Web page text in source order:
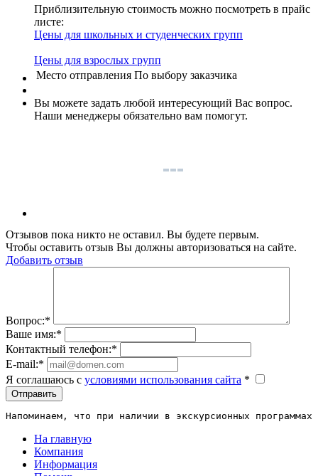
Приблизительную стоимость можно посмотреть в прайс
листе:
Цены для школьных и студенческих групп
Цены для взрослых групп
Место отправления По выбору заказчика
Вы можете задать любой интересующий Вас вопрос.
Наши менеджеры обязательно вам помогут.
Отзывов пока никто не оставил. Вы будете первым.
Чтобы оставить отзыв Вы должны авторизоваться на сайте.
Добавить отзыв
Вопрос:*
Ваше имя:*
Контактный телефон:*
E-mail:*
Я соглашаюсь c условиями использования сайта *
Отправить
Напоминаем, что при наличии в экскурсионных
На главную
Компания
Информация